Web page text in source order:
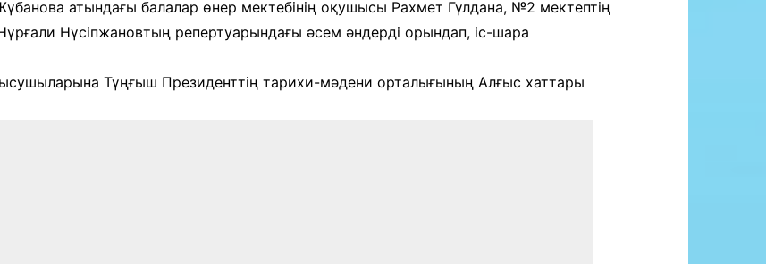
атындағы балалар өнер мектебінің оқушысы Рахмет Гүлдана, №2 мектептің
Нүсіпжановтың репертуарындағы әсем әндерді орындап, іс-шара
Тұңғыш Президенттің тарихи-мәдени орталығының Алғыс хаттары